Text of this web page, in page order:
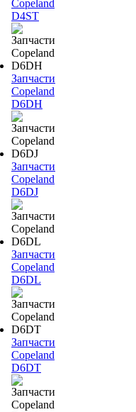
Copeland
D4ST
Запчасти
Copeland
D6DH
Запчасти
Copeland
D6DJ
Запчасти
Copeland
D6DL
Запчасти
Copeland
D6DT